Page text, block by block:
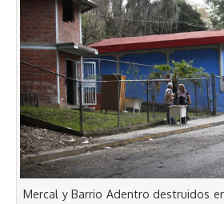
Mercal y Barrio Adentro destruidos